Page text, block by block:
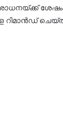
ശേഷം
റിമാൻഡ്